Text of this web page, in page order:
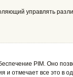
управлять
PIM. Оно
и отмечает все это в